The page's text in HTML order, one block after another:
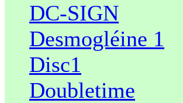
DC-SIGN
Desmogléine 1
Disc1
Doubletime